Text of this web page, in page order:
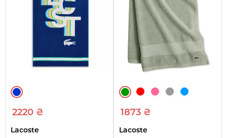
2220 ₴
Lacoste
1873 ₴
Lacoste